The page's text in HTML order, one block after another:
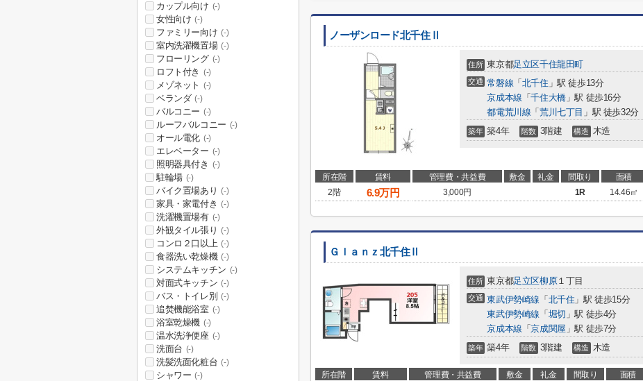
ノーザンロード北千住Ⅱ
住所 東京都足立区千住龍田町
交通 常磐線 「 北千住 」駅 徒歩13分
京成本線 「千住大橋」駅 徒歩16分
都電荒川線 「 荒川七丁目 」駅 徒歩32分
築年 築4年 階数 3階建 構造 木造
所在階 賃料 管理費・共益費 敷金 礼金 間取り 面積
2階
6.9万円 3,000円 1R 14.46㎡
Ｇｌａｎｚ北千住Ⅱ
住所 東京都足立区柳原１丁目
交通 東武伊勢崎線 「 北千住 」駅 徒歩15分
東武伊勢崎線 「 堀切 」駅 徒歩4分
京成本線 「京成関屋 」駅 徒歩7分
築年 築4年 階数 3階建 構造 木造
所在階 賃料 管理費・共益費 敷金 礼金 間取り 面積
カップル向け (-)
女性向け (-)
ファミリー向け (-)
室内洗濯機置場 (-)
フローリング (-)
ロフト付き (-)
メゾネット (-)
ベランダ (-)
バルコニー (-)
ルーフバルコニー (-)
オール電化 (-)
エレベーター (-)
照明器具付き (-)
駐輪場 (-)
バイク置場あり (-)
家具・家電付き (-)
洗濯機置場有 (-)
外観タイル張り (-)
コンロ２口以上 (-)
食器洗い乾燥機 (-)
システムキッチン (-)
対面式キッチン (-)
バス・トイレ別 (-)
追焚機能浴室 (-)
浴室乾燥機 (-)
温水洗浄便座 (-)
洗面台 (-)
洗髪洗面化粧台 (-)
シャワー (-)